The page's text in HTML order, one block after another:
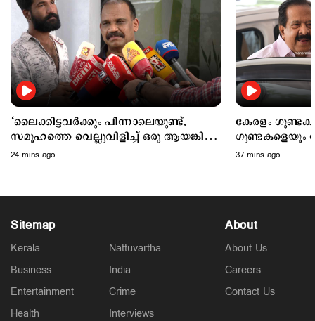
Latest
‘കടലില്‍ കാണാതായവരെ കിട്ടിയോ? ജീവിതം
നഷ്ടപ്പെട്ടയാളാണ്’; അര്‍ജുന്‍ ആയങ്കിയുടെ
പ്രതികരണം
3 hours ago
Latest
ഫ്ലാറ്റിലേക്ക് ഓട്ടോയില്‍; പൊലീസിനെ അറിയിച്ച്
‘ലൈക്കിട്ടവര്‍ക്കും പിന്നാലെയുണ്ട്,
സമൂഹത്തെ വെല്ലുവിളിച്ച് ഒരു ആയങ്കിയും
ഇനിയുണ്ടാവരുത്’
24 mins ago
കേരളം
ഗുണ്ടകളെയും
37 mins ago
Sitemap
Kerala
Business
Entertainment
Health
Nattuvartha
India
Crime
Interviews
About
About Us
Careers
Contact Us